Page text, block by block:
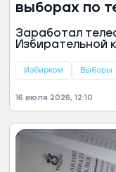
выборах по
Заработал
Избирательной
Избирком Выборы
16 июля 2026, 12:10